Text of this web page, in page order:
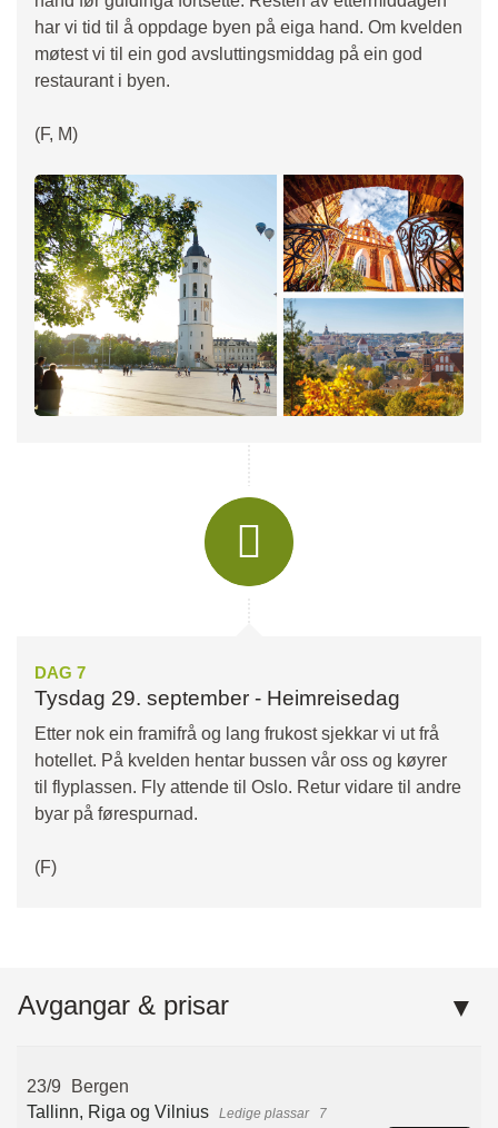
har vi tid til å oppdage byen på eiga hand. Om kvelden
møtest vi til ein god avsluttingsmiddag på ein god
restaurant i byen.
(F, M)
DAG 7
Tysdag 29. september - Heimreisedag
Etter nok ein framifrå og lang frukost sjekkar vi ut frå
hotellet. På kvelden hentar bussen vår oss og køyrer
til flyplassen. Fly attende til Oslo. Retur vidare til andre
byar på førespurnad.
(F)
Avgangar & prisar
23/9
Bergen
Tallinn, Riga og Vilnius
7